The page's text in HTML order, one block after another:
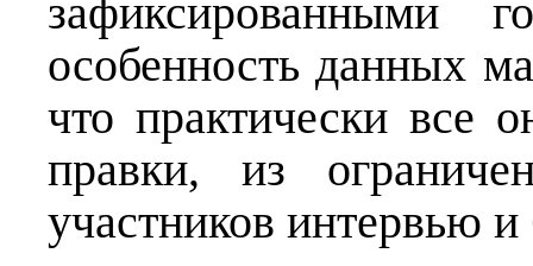
зафиксированными
особенность данных
что практически все
правки, из
участников интервью и